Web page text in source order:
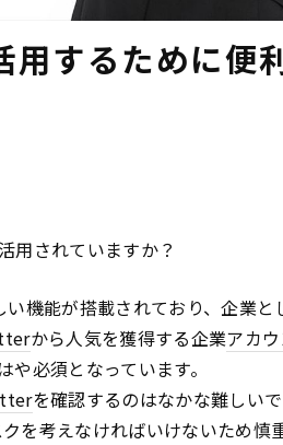
するために便
用されていますか？
機能が搭載されており、企業と
から人気を獲得する企業アカ
や必須となっています。
を確認するのはなかな難しい
を考えなければいけないため慎